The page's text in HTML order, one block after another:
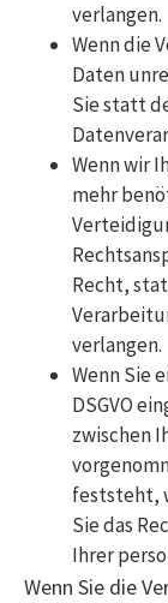
verlangen.
Wenn die
Daten
Sie statt
Wenn wir
mehr
Recht,
verlangen.
Wenn Sie
DSGVO
zwischen
feststeht,
Sie das
Ihrer
Wenn Sie die